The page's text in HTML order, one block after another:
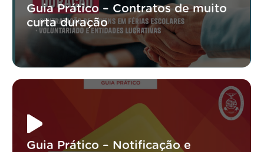
Guia Prático – Contratos de muito
curta duração
Guia Prático – Notificação e